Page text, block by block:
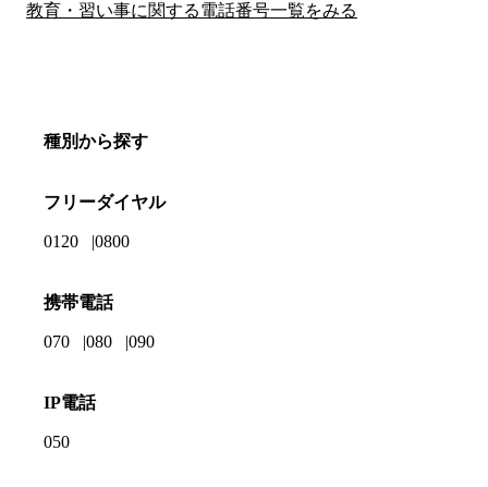
教育・習い事に関する電話番号一覧をみる
種別から探す
フリーダイヤル
0120 0800
携帯電話
070 080 090
IP電話
050